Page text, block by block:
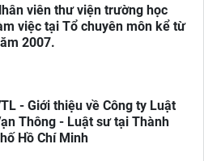
viên thư viện trường học
việc tại Tổ chuyên môn kể từ
2007.
- Giới thiệu về Công ty Luật
Thông - Luật sư tại Thành
Hồ Chí Minh